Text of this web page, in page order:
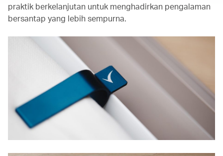
praktik berkelanjutan untuk menghadirkan pengalaman
bersantap yang lebih sempurna.